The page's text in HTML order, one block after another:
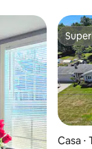
Casa ⋅